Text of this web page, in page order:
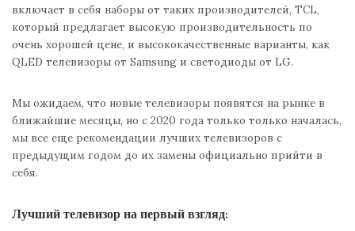
включает в себя наборы от таких производителей, TCL,
который предлагает высокую производительность по
очень хорошей цене, и высококачественные варианты, как
QLED телевизоры от Samsung и светодиоды от LG.
Мы ожидаем, что новые телевизоры появятся на рынке в
ближайшие месяцы, но с 2020 года только только началась,
мы все еще рекомендации лучших телевизоров с
предыдущим годом до их замены официально прийти в
себя.
Лучший телевизор на первый взгляд: